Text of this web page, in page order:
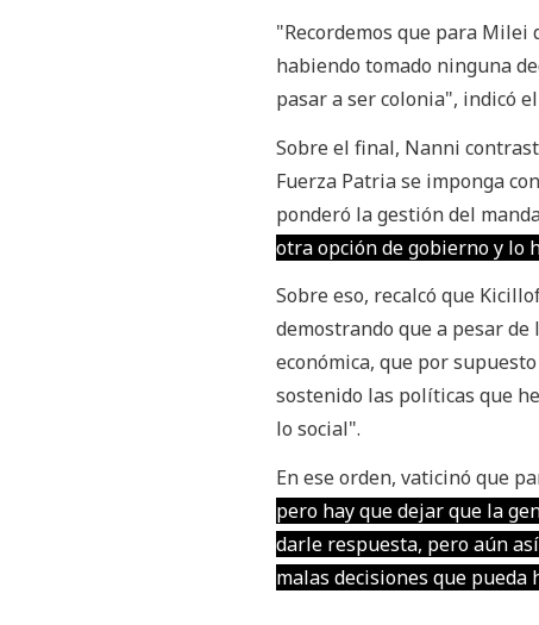
"Recordemos que para
habiendo tomado ninguna
pasar a ser colonia", indicó
Sobre el final, Nanni
Fuerza Patria se imponga
ponderó la gestión del
otra opción de gobierno y lo
Sobre eso, recalcó que
demostrando que a pesar
económica, que por
sostenido las políticas que
lo social".
En ese orden, vaticinó que
pero hay que dejar que la
darle respuesta, pero aún
malas decisiones que